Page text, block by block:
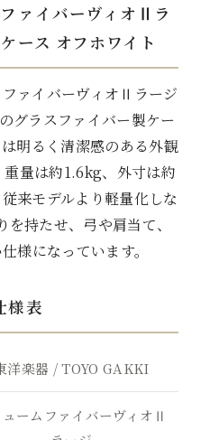
ァイバーヴィオⅡラ
ース オフホワイト
ァイバーヴィオⅡラージ
グラスファイバー製ケー
明るく清潔感のある外観
量は約1.6kg、外寸は約
モデルより軽量化しな
持たせ、弓や肩当て、
様になっています。
様表
洋楽器 / TOYO GAKKI
ュームファイバーヴィオⅡ